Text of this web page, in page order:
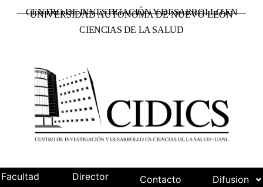
UNIVERSIDAD AUTÓNOMA DE NUEVO LEÓN
CENTRO DE INVESTIGACIÓN Y DESARROLLO EN
CIENCIAS DE LA SALUD
Facultad
Director
Contacto Difusion